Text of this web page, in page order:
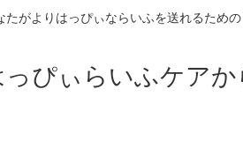
たがよりはっぴぃならいふを送れるため
っぴぃらいふケア